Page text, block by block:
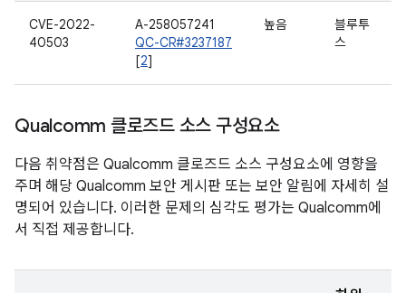
CVE-2022-
40503
A-258057241
QC-CR#3237187
[2]
높음
블루투
스
Qualcomm 클로즈드 소스 구성요소
다음 취약점은 Qualcomm 클로즈드 소스 구성요소에 영향을
주며 해당 Qualcomm 보안 게시판 또는 보안 알림에 자세히 설
명되어 있습니다. 이러한 문제의 심각도 평가는 Qualcomm에
서 직접 제공합니다.